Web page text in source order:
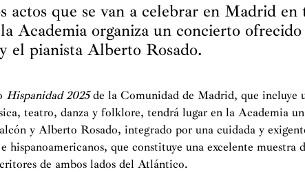
actos que se van a celebrar en Madrid
Academia organiza un concierto
el pianista Alberto Rosado.
Hispanidad 2025de la Comunidad de Madrid, que incluye
teatro, danza y folklore, tendrá lugar en la Academia
y Alberto Rosado, integrado por una cuidada y
e hispanoamericanos, que constituye una excelente muestra
de ambos lados del Atlántico.